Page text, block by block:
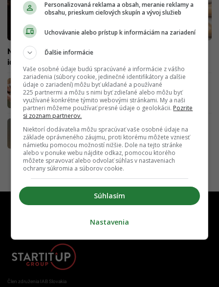
Našli vedci konečne liek na COVID? Testy novej tabletky
idú do finále, vieme, kedy má byť dostupná
SKVELÁ SPRÁVA: Injekčné vakcíny môžu byť
čoskoro minulosťou. Vedci pracujú na
tabletkách, ktoré by ich nahradili
vymysleli spôsob, ako sa úplne zbaviť
injekčného aplikovania inzulínu
Člen združenia IAB Slovakia
Personalizovaná reklama a obsah, meranie reklamy a
obsahu, prieskum cieľových skupín a vývoj služieb
Uchovávanie alebo prístup k informáciám na zariadení
Ďalšie informácie
Vaše osobné údaje budú spracúvané a informácie z vášho
zariadenia (súbory cookie, jedinečné identifikátory a ďalšie
údaje o zariadení) môžu byť ukladané a používané
225 partnermi a môžu s nimi byť zdieľané alebo môžu byť
využívané konkrétne týmito webovými stránkami. My a naši
partneri môžeme používať presné údaje o geolokácii. Pozrite
si zoznam partnerov.
Niektorí dodávatelia môžu spracúvať vaše osobné údaje na
základe oprávneného záujmu, proti ktorému môžete vzniesť
námietku pomocou možností nižšie. Dole na tejto stránke
alebo v ponuke webu nájdite odkaz, pomocou ktorého
môžete spravovať alebo odvolať súhlas v nastaveniach
ochrany súkromia a súborov cookie.
Súhlasím
Nastavenia